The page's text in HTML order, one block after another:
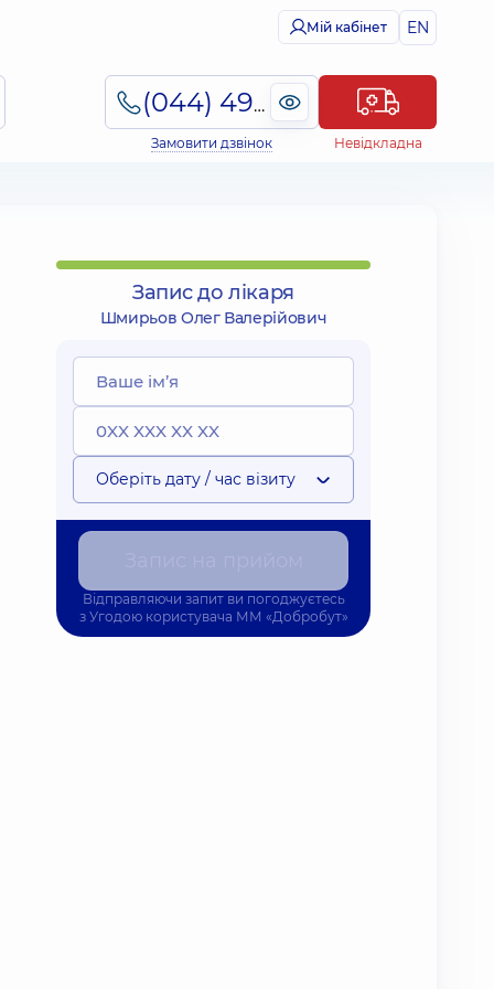
Мій кабінет EN
(044) 495-2-888
Замовити дзвінок Невідкладна
Запис до лікаря
Шмирьов Олег Валерійович
Оберіть дату / час візиту
Відправляючи запит ви погоджуєтесь
з Угодою користувача ММ «Добробут»